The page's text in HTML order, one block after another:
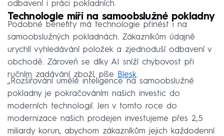
odbavení i práci pokladních.
Technologie míří na samoobslužné pokladny
Podobné benefity má technologie přinést i na
samoobslužných pokladnách. Zákazníkům údajně
urychlí vyhledávání položek a zjednoduší odbavení v
obchodě. Zároveň se díky AI sníží chybovost při
ručním zadávání zboží, píše
Blesk.
„Rozšiřování umělé inteligence na samoobslužné
pokladny je pokračováním našich investic do
moderních technologií. Jen v tomto roce do
modernizace našich prodejen investujeme přes 2,5
miliardy korun, abychom zákazníkům jejich každodenní